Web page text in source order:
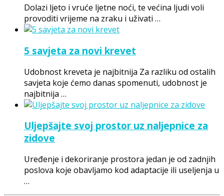
Dolazi ljeto i vruće ljetne noći, te većina ljudi voli
provoditi vrijeme na zraku i uživati …
5 savjeta za novi krevet
Udobnost kreveta je najbitnija Za razliku od ostalih
savjeta koje ćemo danas spomenuti, udobnost je
najbitnija …
Uljepšajte svoj prostor uz naljepnice za
zidove
Uređenje i dekoriranje prostora jedan je od zadnjih
poslova koje obavljamo kod adaptacije ili useljenja u
…